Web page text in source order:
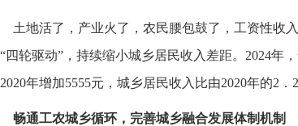
土地活了，产业火了，农民腰包鼓了，工资性收
四轮驱动”，持续缩小城乡居民收入差距。2024年
年增加5555元，城乡居民收入比由2020年的2．
畅通工农城乡循环，完善城乡融合发展体制机制